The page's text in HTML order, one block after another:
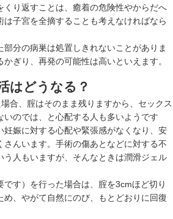
り返すことは、癒着の危険性やからだへ
子宮を全摘することも考えなければなら
分の病巣は処置しきれないことがありま
ぎり、再発の可能性は高いといえます。
はどうなる？
合、腟はそのまま残りますから、セックス
のでは、と心配する人も多いようです
娠に対する心配や緊張感がなくなり、安
んいます。手術の傷あとなどに対する不
人もいますが、そんなときは潤滑ジェル
です）を行った場合は、腟を3cmほど切り
、やがて自然にのび、もとどおりに回復